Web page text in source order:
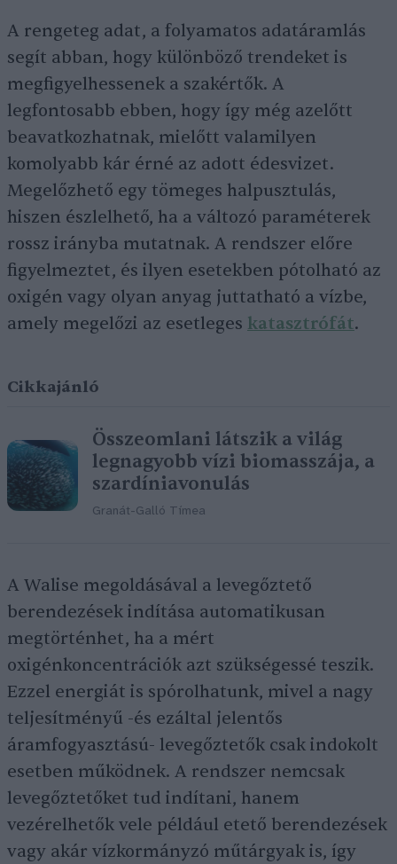
A rengeteg adat, a folyamatos adatáramlás
segít abban, hogy különböző trendeket is
megfigyelhessenek a szakértők. A
legfontosabb ebben, hogy így még azelőtt
beavatkozhatnak, mielőtt valamilyen
komolyabb kár érné az adott édesvizet.
Megelőzhető egy tömeges halpusztulás,
hiszen észlelhető, ha a változó paraméterek
rossz irányba mutatnak. A rendszer előre
figyelmeztet, és ilyen esetekben pótolható az
oxigén vagy olyan anyag juttatható a vízbe,
amely megelőzi az esetleges katasztrófát.
Cikkajánló
Összeomlani látszik a világ
legnagyobb vízi biomasszája, a
szardíniavonulás
Granát-Galló Tímea
A Walise megoldásával a levegőztető
berendezések indítása automatikusan
megtörténhet, ha a mért
oxigénkoncentrációk azt szükségessé teszik.
Ezzel energiát is spórolhatunk, mivel a nagy
teljesítményű -és ezáltal jelentős
áramfogyasztású- levegőztetők csak indokolt
esetben működnek. A rendszer nemcsak
levegőztetőket tud indítani, hanem
vezérelhetők vele például etető berendezések
vagy akár vízkormányzó műtárgyak is, így